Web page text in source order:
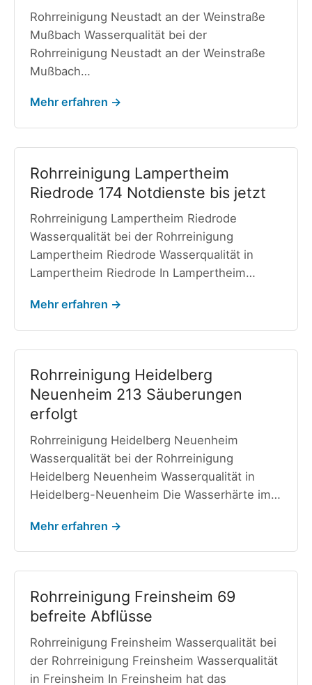
Rohrreinigung Neustadt an der Weinstraße
Mußbach Wasserqualität bei der
Rohrreinigung Neustadt an der Weinstraße
Mußbach…
Mehr erfahren →
Rohrreinigung Lampertheim
Riedrode 174 Notdienste bis jetzt
Rohrreinigung Lampertheim Riedrode
Wasserqualität bei der Rohrreinigung
Lampertheim Riedrode Wasserqualität in
Lampertheim Riedrode In Lampertheim…
Mehr erfahren →
Rohrreinigung Heidelberg
Neuenheim 213 Säuberungen
erfolgt
Rohrreinigung Heidelberg Neuenheim
Wasserqualität bei der Rohrreinigung
Heidelberg Neuenheim Wasserqualität in
Heidelberg-Neuenheim Die Wasserhärte im…
Mehr erfahren →
Rohrreinigung Freinsheim 69
befreite Abflüsse
Rohrreinigung Freinsheim Wasserqualität bei
der Rohrreinigung Freinsheim Wasserqualität
in Freinsheim In Freinsheim hat das